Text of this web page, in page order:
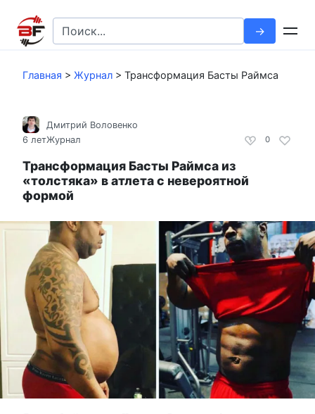
контенту
Search
for:
Главная > Журнал > Трансформация Басты Раймса
0
Дмитрий Воловенко
6 летЖурнал
Трансформация Басты Раймса из
«толстяка» в атлета с невероятной
формой